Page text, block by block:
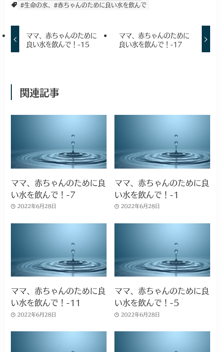
#生命の水、#赤ちゃんのために良い水を飲んで
ママ、赤ちゃんのために
良い水を飲んで！-15
ママ、赤ちゃんのために
良い水を飲んで！-17
関連記事
ママ、赤ちゃんのために良
い水を飲んで！-7
2022年6月28日
ママ、赤ちゃんのために良
い水を飲んで！-1
2022年6月28日
ママ、赤ちゃんのために良
い水を飲んで！-11
2022年6月28日
ママ、赤ちゃんのために良
い水を飲んで！-5
2022年6月28日